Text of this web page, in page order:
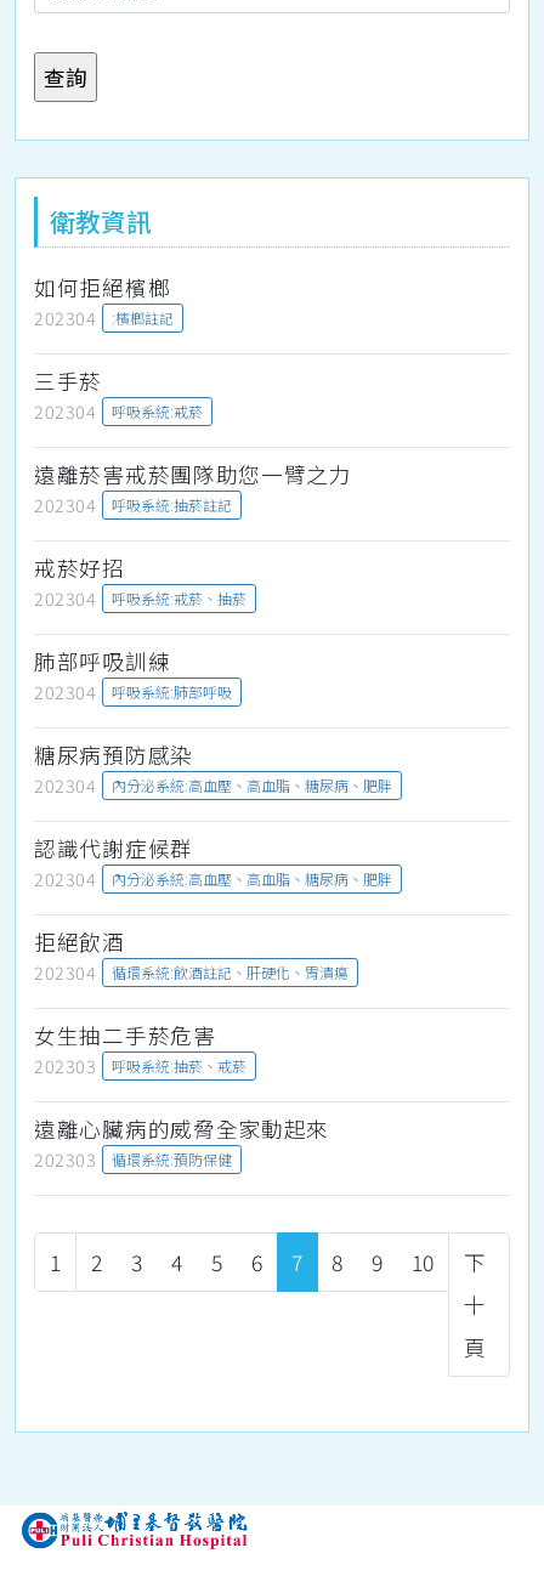
衛教資訊
如何拒絕檳榔
202304 :檳榔註記
三手菸
202304 呼吸系統:戒菸
遠離菸害戒菸團隊助您一臂之力
202304 呼吸系統:抽菸註記
戒菸好招
202304 呼吸系統:戒菸、抽菸
肺部呼吸訓練
202304 呼吸系統:肺部呼吸
糖尿病預防感染
202304 內分泌系統:高血壓、高血脂、糖尿病、肥胖
認識代謝症候群
202304 內分泌系統:高血壓、高血脂、糖尿病、肥胖
拒絕飲酒
202304 循環系統:飲酒註記、肝硬化、胃潰瘍
女生抽二手菸危害
202303 呼吸系統:抽菸、戒菸
遠離心臟病的威脅全家動起來
202303 循環系統:預防保健
1 2 3 4 5 6 7 8 9 10
下
十
頁